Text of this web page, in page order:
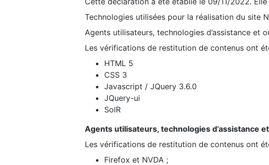
Technologies utilisées pour la réalisation du site
Agents utilisateurs, technologies d’assistance et
Les vérifications de restitution de contenus ont
HTML 5
CSS 3
Javascript / JQuery 3.6.0
JQuery-ui
SolR
Agents utilisateurs, technologies d’assistance
Les vérifications de restitution de contenus ont
Firefox et NVDA ;